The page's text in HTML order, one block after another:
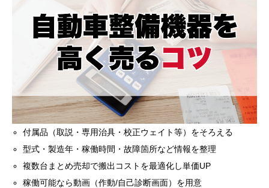
付属品（取説・専用治具・校正ウェイト等）をそろえる
型式・製造年・稼働時間・故障箇所など情報を整理
複数台まとめ売却で搬出コストを最適化し単価UP
稼働可能なら動画（作動/自己診断画面）を用意